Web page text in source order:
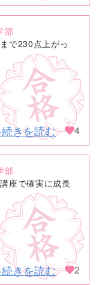
部
で230点上がっ
きを読む 4
部
座で確実に成長
きを読む 2